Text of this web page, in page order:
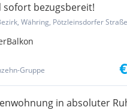
sofort bezugsbereit!
Währing, Pötzleinsdorfer
Balkon
Gruppe
in absoluter